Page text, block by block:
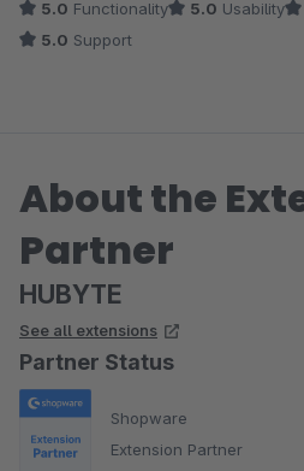
5.0 Functionality 5.0 Usability
5.0 Support
About the
Partner
HUBYTE
See all extensions
Partner Status
Shopware
Extension Partner